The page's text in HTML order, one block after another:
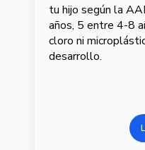
tu hijo según la
años, 5 entre 4-8
cloro ni
desarrollo.